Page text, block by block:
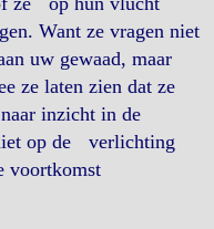
Want ze vragen niet
uw gewaad, maar
ze laten zien dat ze
inzicht in de
op de verlichting
voortkomst